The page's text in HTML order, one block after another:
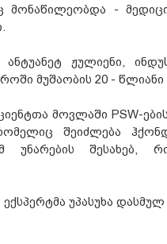
მონაწილეობდა -
ჟულიენი,
მუშაობის 20 -
მოვლაში PSW-
შეიძლება
უნარების შესახებ,
უპასუხა დასმულ